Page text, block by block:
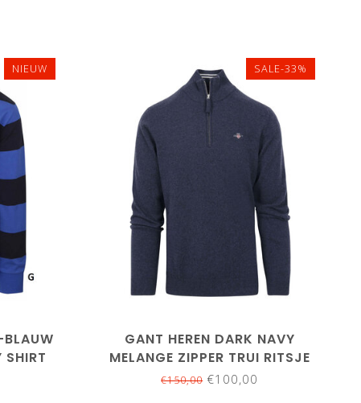
NIEUW
4XL
SHIRT
SALE-33%
3XL
GANT HEREN DARK NAVY
MELANGE ZIPPER TRUI RITSJE
SUPERFINE LAMSWOL
€150,00€100,00